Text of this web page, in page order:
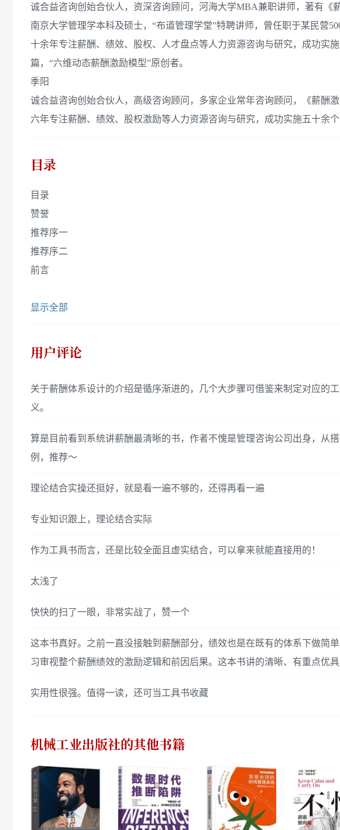
诚合益咨询创始合伙人，资深咨询顾问，河海大学MBA兼职讲师，著有《
南京大学管理学本科及硕士，“布道管理学堂”特聘讲师，曾任职于某民营
十余年专注薪酬、绩效、股权、人才盘点等人力资源咨询与研究，成功实
篇，“六维动态薪酬激励模型”原创者。
季阳
诚合益咨询创始合伙人，高级咨询顾问，多家企业常年咨询顾问，《薪酬激
六年专注薪酬、绩效、股权激励等人力资源咨询与研究，成功实施五十余
目录
目录
赞誉
推荐序一
推荐序二
前言
显示全部
用户评论
关于薪酬体系设计的介绍是循序渐进的，几个大步骤可借鉴来制定对应的
义。
算是目前看到系统讲薪酬最清晰的书，作者不愧是管理咨询公司出身，从
例，推荐～
理论结合实操还挺好，就是看一遍不够的，还得再看一遍
专业知识跟上，理论结合实际
作为工具书而言，还是比较全面且虚实结合，可以拿来就能直接用的！
太浅了
快快的扫了一眼，非常实战了，赞一个
这本书真好。之前一直没接触到薪酬部分，绩效也是在既有的体系下做简
习审视整个薪酬绩效的激励逻辑和前因后果。这本书讲的清晰、有重点优具
实用性很强。值得一读，还可当工具书收藏
机械工业出版社的其他书籍